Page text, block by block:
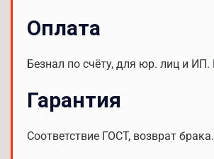
Оплата
Безнал по счёту, для юр. лиц и ИП.
Гарантия
Соответствие ГОСТ, возврат брака.